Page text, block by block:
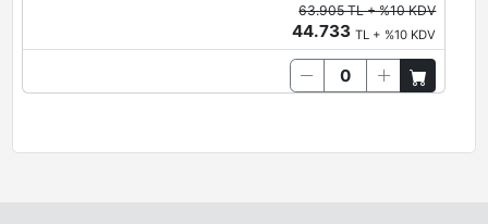
63.905 TL + %10 KDV
44.733TL + %10 KDV